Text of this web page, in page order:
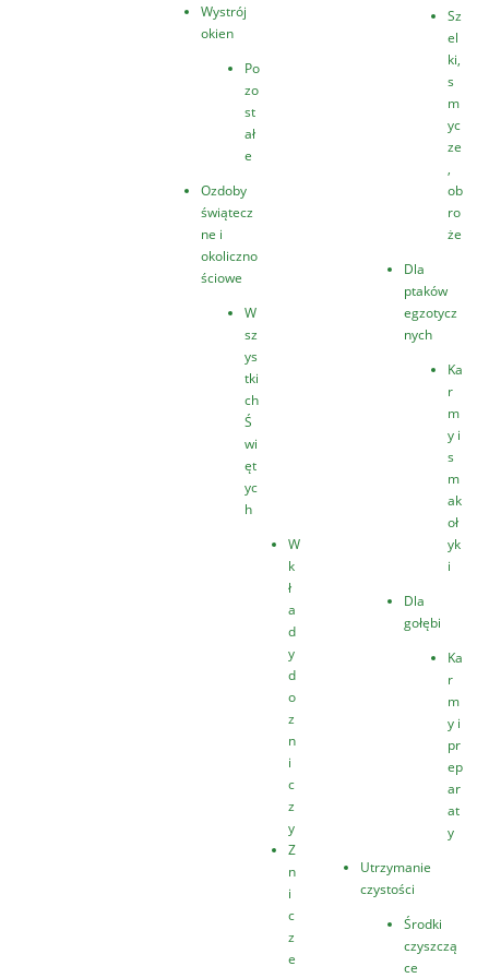
Wystrój
okien
Po
zo
st
ał
e
Ozdoby
świątecz
ne i
okoliczno
ściowe
W
sz
ys
tki
ch
Ś
wi
ęt
yc
h
W
k
ł
a
d
y
d
o
z
n
i
c
z
y
Z
n
i
c
z
e
Sz
el
ki,
s
m
yc
ze
,
ob
ro
że
Dla
ptaków
egzotycz
nych
Ka
r
m
y i
s
m
ak
oł
yk
i
Dla
gołębi
Ka
r
m
y i
pr
ep
ar
at
y
Utrzymanie
czystości
Środki
czyszczą
ce